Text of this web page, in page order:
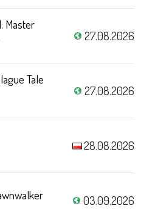
Master
27.08.2026
Tale
27.08.2026
28.08.2026
03.09.2026